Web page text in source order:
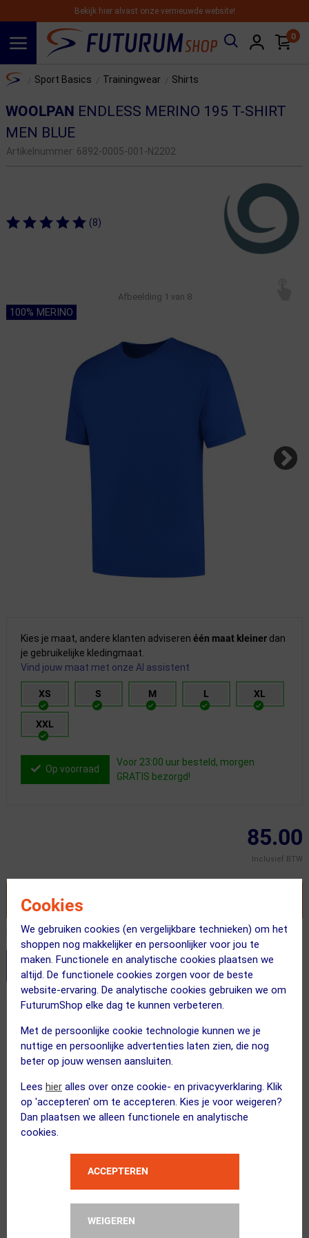
Cookies
We gebruiken cookies (en vergelijkbare technieken) om het
shoppen nog makkelijker en persoonlijker voor jou te
maken. Functionele en analytische cookies plaatsen we
altijd. De functionele cookies zorgen voor de beste
website-ervaring. De analytische cookies gebruiken we om
FuturumShop elke dag te kunnen verbeteren.
Met de persoonlijke cookie technologie kunnen we je
nuttige en persoonlijke advertenties laten zien, die nog
beter op jouw wensen aansluiten.
Lees hier alles over onze cookie- en privacyverklaring. Klik
op 'accepteren' om te accepteren. Kies je voor weigeren?
Dan plaatsen we alleen functionele en analytische
cookies.
ACCEPTEREN
WEIGEREN
Bekijk hier alvast onze vernieuwde website!
0
Home Sport Basics Trainingwear Shirts
WOOLPAN ENDLESS MERINO 195 T-SHIRT
MEN BLUE
Artikelnummer: 6892-0005-001-N2202
(8)
Afbeelding 1 van 8
100% MERINO
Kies je maat, andere klanten adviseren één maat kleinerdan
je gebruikelijke kledingmaat.
Vind jouw maat met onze AI assistent
XS S M L XL
XXL
Op voorraad
Voor 23:00 uur besteld, morgen
GRATIS bezorgd!
85.00
Inclusief BTW
VOEG TOE AAN WINKELWAGEN
Recent besteld door 9 klanten! Bestel ook snel!
Stel je productvragen aan onze AI assistent
Dit product in andere versie
Gratis bezorging & retourneren